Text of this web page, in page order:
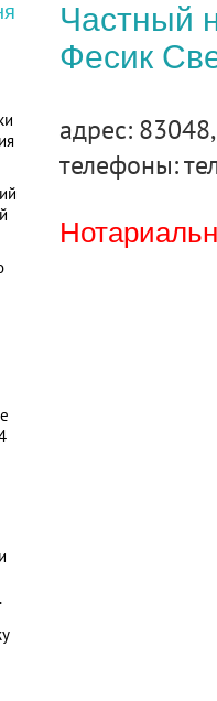
Частный
Фесик
адрес:
телефоны: